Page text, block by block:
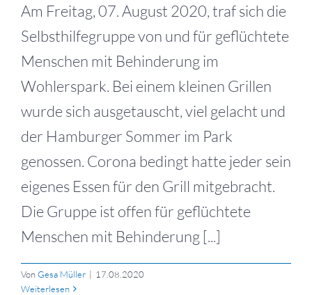
Am Freitag, 07. August 2020, traf sich die
Selbsthilfegruppe von und für geflüchtete
Menschen mit Behinderung im
Wohlerspark. Bei einem kleinen Grillen
wurde sich ausgetauscht, viel gelacht und
der Hamburger Sommer im Park
genossen. Corona bedingt hatte jeder sein
eigenes Essen für den Grill mitgebracht.
Die Gruppe ist offen für geflüchtete
Menschen mit Behinderung [...]
VonGesa Müller | 17.08.2020
Weiterlesen